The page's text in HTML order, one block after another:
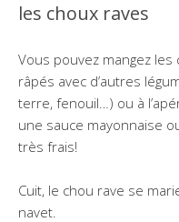
les choux raves
Vous pouvez mangez
râpés avec d’autres
terre, fenouil…) ou à
une sauce mayonnaise
très frais!
Cuit, le chou rave se
navet.